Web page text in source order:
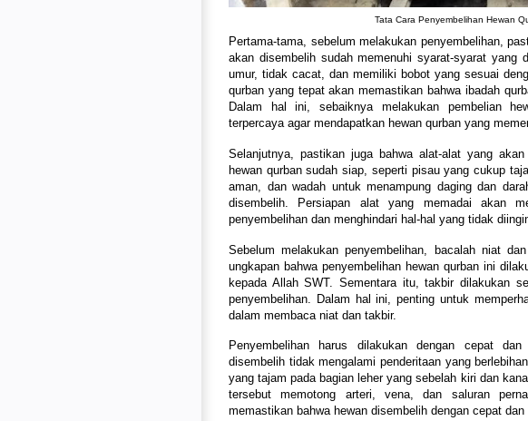
Tata Cara Penyembelihan Hewan
Pertama-tama, sebelum melakukan penyembelihan,
akan disembelih sudah memenuhi syarat-syarat yang
umur, tidak cacat, dan memiliki bobot yang sesuai
qurban yang tepat akan memastikan bahwa ibadah
Dalam hal ini, sebaiknya melakukan pembelian
terpercaya agar mendapatkan hewan qurban yang
Selanjutnya, pastikan juga bahwa alat-alat yang
hewan qurban sudah siap, seperti pisau yang cukup
aman, dan wadah untuk menampung daging dan
disembelih. Persiapan alat yang memadai akan
penyembelihan dan menghindari hal-hal yang tidak
Sebelum melakukan penyembelihan, bacalah niat
ungkapan bahwa penyembelihan hewan qurban ini
kepada Allah SWT. Sementara itu, takbir dilakukan
penyembelihan. Dalam hal ini, penting untuk
dalam membaca niat dan takbir.
Penyembelihan harus dilakukan dengan cepat
disembelih tidak mengalami penderitaan yang
yang tajam pada bagian leher yang sebelah kiri dan
tersebut memotong arteri, vena, dan saluran
memastikan bahwa hewan disembelih dengan cepat